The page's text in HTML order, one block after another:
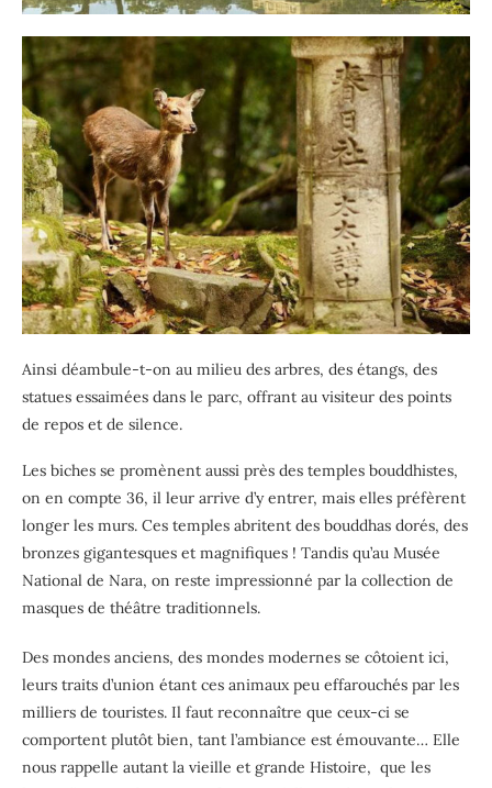
Ainsi déambule-t-on au milieu des arbres, des étangs, des
statues essaimées dans le parc, offrant au visiteur des points
de repos et de silence.
Les biches se promènent aussi près des temples bouddhistes,
on en compte 36, il leur arrive d’y entrer, mais elles préfèrent
longer les murs. Ces temples abritent des bouddhas dorés, des
bronzes gigantesques et magnifiques ! Tandis qu’au Musée
National de Nara, on reste impressionné par la collection de
masques de théâtre traditionnels.
Des mondes anciens, des mondes modernes se côtoient ici,
leurs traits d’union étant ces animaux peu effarouchés par les
milliers de touristes. Il faut reconnaître que ceux-ci se
comportent plutôt bien, tant l’ambiance est émouvante… Elle
nous rappelle autant la vieille et grande Histoire, que les